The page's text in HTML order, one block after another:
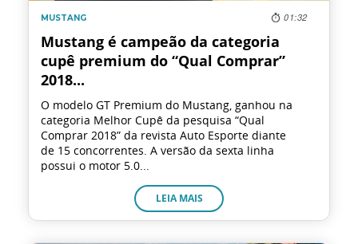
Bronco
Caminhões
Blog
MUSTANG
Mustang é campeão da categoria
cupê premium do “Qual Comprar”
2018...
O modelo GT Premium do Mustang, ganhou na
categoria Melhor Cupê da pesquisa “Qual
Comprar 2018” da revista Auto Esporte diante
de 15 concorrentes. A versão da sexta linha
possui o motor 5.0...
01:32
LEIA MAIS